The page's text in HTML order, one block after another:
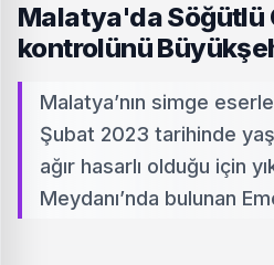
Malatya'da Söğütlü
kontrolünü
Malatya’nın simge
Şubat 2023 tarihinde
ağır hasarlı olduğu için
Meydanı’nda bulunan